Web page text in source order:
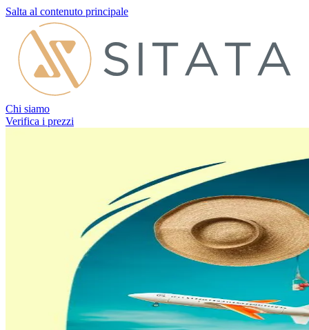
Salta al contenuto principale
Chi siamo
Verifica i prezzi